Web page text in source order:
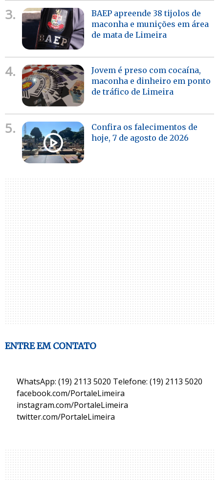
3.
BAEP apreende 38 tijolos de
maconha e munições em área
de mata de Limeira
4.
Jovem é preso com cocaína,
maconha e dinheiro em ponto
de tráfico de Limeira
5.
Confira os falecimentos de
hoje, 7 de agosto de 2026
ENTRE EM CONTATO
WhatsApp: (19) 2113 5020 Telefone: (19) 2113 5020
facebook.com/PortaleLimeira
instagram.com/PortaleLimeira
twitter.com/PortaleLimeira